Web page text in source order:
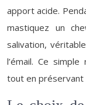
apport acide.
mastiquez un
salivation,
l’émail. Ce
tout en préservant